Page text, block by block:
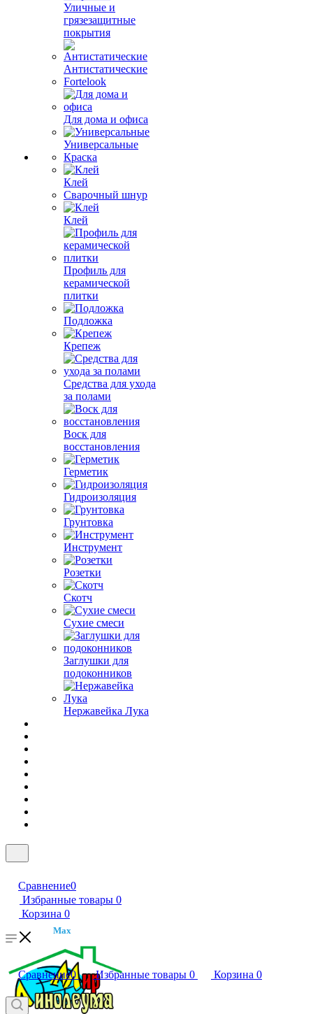
Уличные и
грязезащитные
покрытия
Антистатические
Fortelook
Для дома и офиса
Универсальные
Краска
Клей
Сварочный шнур
Клей
Профиль для
керамической
плитки
Подложка
Крепеж
Средства для ухода
за полами
Воск для
восстановления
Герметик
Гидроизоляция
Грунтовка
Инструмент
Розетки
Скотч
Сухие смеси
Заглушки для
подоконников
Нержавейка Лука
Сравнение0
Избранные товары 0
Корзина 0
Max
Сравнение0 Избранные товары 0 Корзина 0